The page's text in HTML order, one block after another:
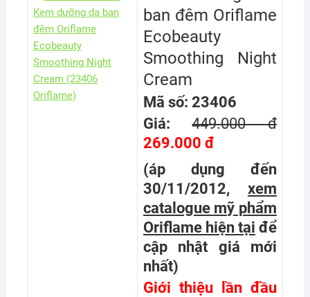
ban đêm Oriflame
Ecobeauty
Smoothing Night
Cream
Mã số: 23406
Giá:449.000 đ
269.000 đ
(áp dụng đến
30/11/2012, xem
catalogue mỹ phẩm
Oriflame hiện tại để
cập nhật giá mới
nhất)
Giới thiệu lần đầu